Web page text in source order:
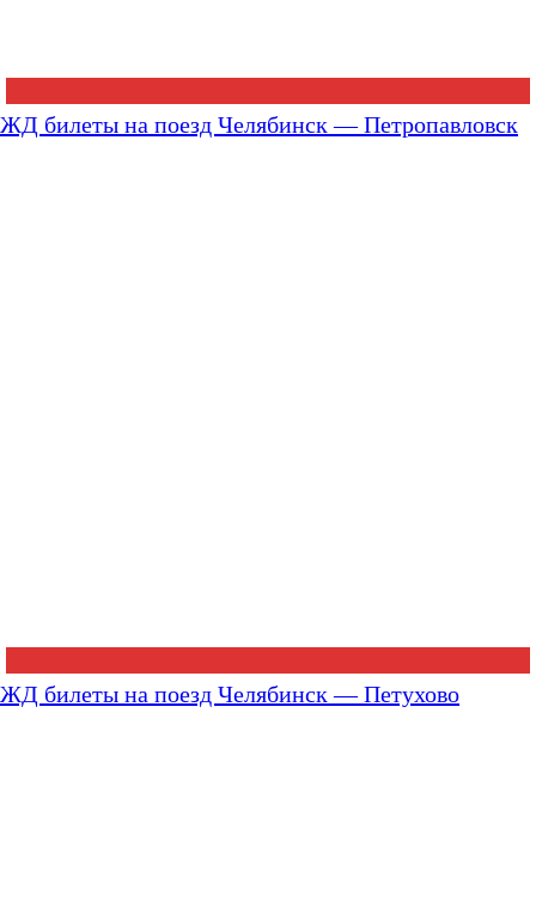
ЖД билеты на поезд Челябинск — Петропавловск
ЖД билеты на поезд Челябинск — Петухово